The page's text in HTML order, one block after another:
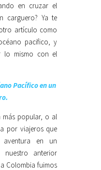
en cruzar el
carguero? Ya te
artículo como
pacifico, y
lo mismo con el
Pacífico en un
más popular, o al
por viajeros que
aventura en un
nuestro anterior
Colombia fuimos